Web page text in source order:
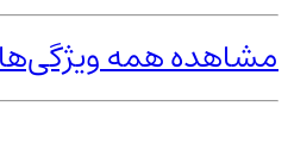
مشاهده همه